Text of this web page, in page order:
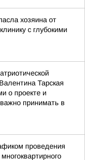
хозяина от
с глубокими
Тарская
о проекте и
принимать в
проведения